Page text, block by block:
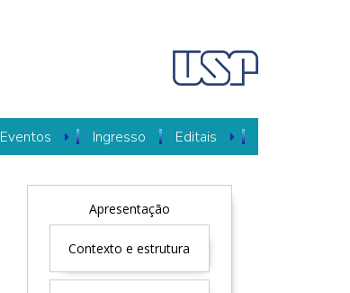
Eventos Ingresso Editais
INTERNOApresentação
Contexto e estrutura